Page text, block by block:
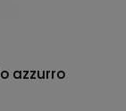
azzurro